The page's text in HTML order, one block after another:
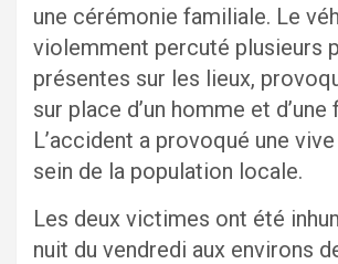
une cérémonie familiale. Le
violemment percuté plusieurs
présentes sur les lieux,
sur place d’un homme et d’une
L’accident a provoqué une
sein de la population locale.
Les deux victimes ont été
nuit du vendredi aux environs